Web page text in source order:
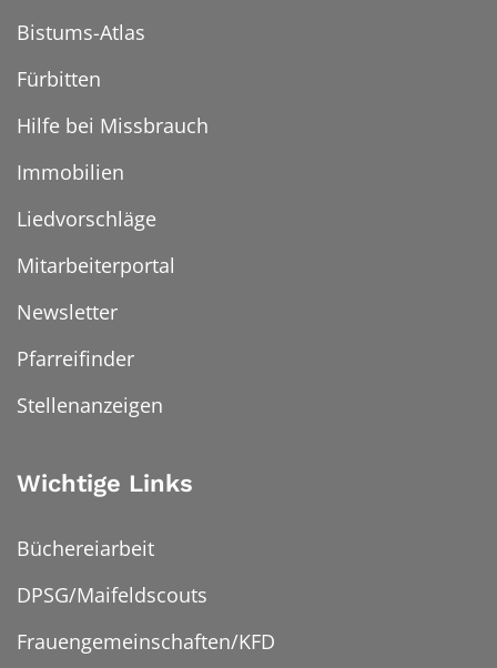
Bistums-Atlas
Fürbitten
Hilfe bei Missbrauch
Immobilien
Liedvorschläge
Mitarbeiterportal
Newsletter
Pfarreifinder
Stellenanzeigen
Wichtige Links
Büchereiarbeit
DPSG/Maifeldscouts
Frauengemeinschaften/KFD